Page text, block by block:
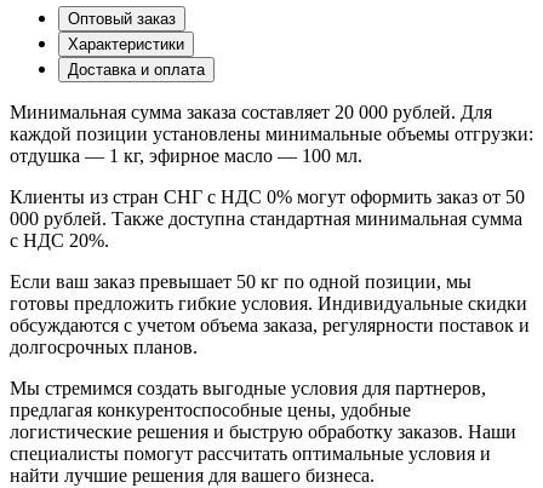
Оптовый заказ
Характеристики
Доставка и оплата
Минимальная сумма заказа составляет 20 000 рублей. Для
каждой позиции установлены минимальные объемы отгрузки:
отдушка — 1 кг, эфирное масло — 100 мл.
Клиенты из стран СНГ с НДС 0% могут оформить заказ от 50
000 рублей. Также доступна стандартная минимальная сумма
с НДС 20%.
Если ваш заказ превышает 50 кг по одной позиции, мы
готовы предложить гибкие условия. Индивидуальные скидки
обсуждаются с учетом объема заказа, регулярности поставок и
долгосрочных планов.
Мы стремимся создать выгодные условия для партнеров,
предлагая конкурентоспособные цены, удобные
логистические решения и быструю обработку заказов. Наши
специалисты помогут рассчитать оптимальные условия и
найти лучшие решения для вашего бизнеса.